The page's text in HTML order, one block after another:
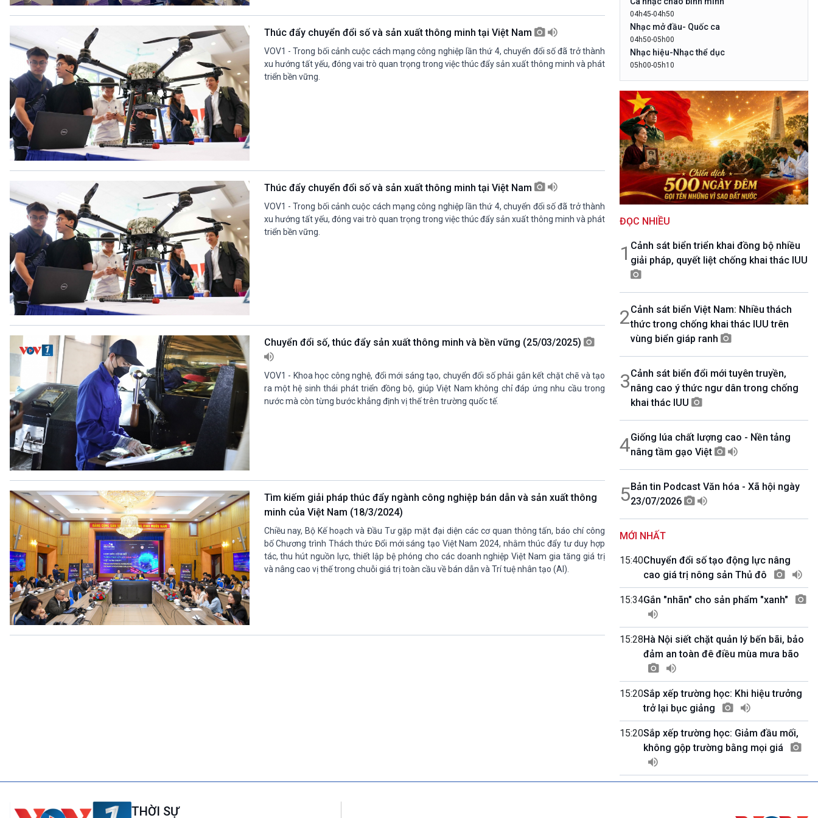
360 độ Sức khỏe
Tài nguyên và Môi trường
Chuyên gia của bạn
Xã hội chuyển động
Bước chân đến trường
Kết nối công nghệ
khí hậu
E-Magazine
10 phút Sự kiện - Luận bàn
Câu chuyện thời sự
Dòng chảy sự kiện
Đối thoại
Chuyện đêm
VOV1 đặc biệt
Thanh âm ký sự
Chân dung cuộc sống
Các chương trình đặc biệt
Thúc đẩy chuyển đổi số và sản xuất thông minh tại Việt Nam
VOV1 - Trong bối cảnh cuộc cách mạng công nghiệp lần thứ 4, chuyển đổi số đã trở thành
xu hướng tất yếu, đóng vai trò quan trọng trong việc thúc đẩy sản xuất thông minh và phát
triển bền vững.
Thúc đẩy chuyển đổi số và sản xuất thông minh tại Việt Nam
VOV1 - Trong bối cảnh cuộc cách mạng công nghiệp lần thứ 4, chuyển đổi số đã trở thành
xu hướng tất yếu, đóng vai trò quan trọng trong việc thúc đẩy sản xuất thông minh và phát
triển bền vững.
Chuyển đổi số, thúc đẩy sản xuất thông minh và bền vững (25/03/2025)
VOV1 - Khoa học công nghệ, đổi mới sáng tạo, chuyển đổi số phải gắn kết chặt chẽ và tạo
ra một hệ sinh thái phát triển đồng bộ, giúp Việt Nam không chỉ đáp ứng nhu cầu trong
nước mà còn từng bước khẳng định vị thế trên trường quốc tế.
Tìm kiếm giải pháp thúc đẩy ngành công nghiệp bán dẫn và sản xuất thông
minh của Việt Nam (18/3/2024)
Chiều nay, Bộ Kế hoạch và Đầu Tư gặp mặt đại diện các cơ quan thông tấn, báo chí công
bố Chương trình Thách thức Đổi mới sáng tạo Việt Nam 2024, nhằm thúc đẩy tư duy hợp
tác, thu hút nguồn lực, thiết lập bệ phóng cho các doanh nghiệp Việt Nam gia tăng giá trị
và nâng cao vị thế trong chuỗi giá trị toàn cầu về bán dẫn và Trí tuệ nhân tạo (AI).
04h45-04h50
Nhạc mở đầu- Quốc ca
04h50-05h00
Nhạc hiệu-Nhạc thể dục
05h00-05h10
minh
05h10-05h20
Bản tin đầu ngày-Thời tiết
05h20-05h50
Mùa vàng
05h50-05h59
Quảng cáo
05h59-06h00
Báo giờ
Thời sự sáng (trực tiếp)
Quảng cáo
06h30-07h00
Quân đội nhân dân
08h30-08h35
Bản tin VH-XH
08h35-08h40
10 phút Sự kiện luận bàn
08h50-08h55
Quảng cáo
09h00-09h15
Bản tin thời sự
09h30-09h35
Bản tin Pháp luật
09h40-09h55
09h55-10h00
Quảng cáo
Bản tin thời sự
10h05-10h10
Quảng cáo
10h10-10h25
Dân tộc và phát triển
10h25-10h30
Quảng cáo
10h30-11h00
Vì an ninh Tổ quốc
11h00-11h05
Bản tin thể thao
11h05-11h10
Quảng cáo
Xã hội chuyển động
ĐỌC NHIỀU
1 Cảnh sát biển triển khai đồng bộ nhiều
giải pháp, quyết liệt chống khai thác IUU
2Cảnh sát biển Việt Nam: Nhiều thách
thức trong chống khai thác IUU trên
vùng biển giáp ranh
3Cảnh sát biển đổi mới tuyên truyền,
nâng cao ý thức ngư dân trong chống
khai thác IUU
4Giống lúa chất lượng cao - Nền tảng
nâng tầm gạo Việt
5Bản tin Podcast Văn hóa - Xã hội ngày
23/07/2026
MỚI NHẤT
15:40Chuyển đổi số tạo động lực nâng
cao giá trị nông sản Thủ đô
15:34Gắn "nhãn" cho sản phẩm "xanh"
15:28Hà Nội siết chặt quản lý bến bãi, bảo
đảm an toàn đê điều mùa mưa bão
15:20Sắp xếp trường học: Khi hiệu trưởng
trở lại bục giảng
15:20Sắp xếp trường học: Giảm đầu mối,
không gộp trường bằng mọi giá
THỜI SỰ